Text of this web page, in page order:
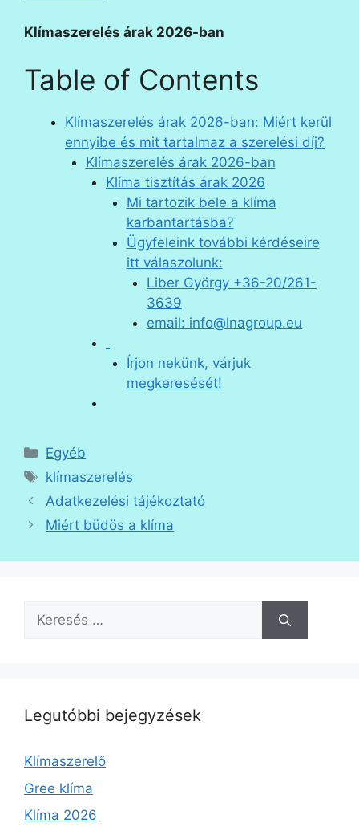
Klímaszerelés árak 2026-ban
Table of Contents
Klímaszerelés árak 2026-ban: Miért kerül
ennyibe és mit tartalmaz a szerelési díj?
Klímaszerelés árak 2026-ban
Klíma tisztítás árak 2026
Mi tartozik bele a klíma
karbantartásba?
Ügyfeleink további kérdéseire
itt válaszolunk:
Liber György +36-20/261-
3639
email: info@lnagroup.eu
Írjon nekünk, várjuk
megkeresését!
Kategória
Egyéb
Címkék
klímaszerelés
Adatkezelési tájékoztató
Miért büdös a klíma
Keresés:
Legutóbbi bejegyzések
Klímaszerelő
Gree klíma
Klíma 2026